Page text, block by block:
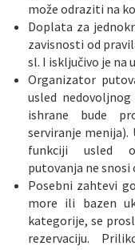
može odraziti na
Doplata za
zavisnosti od
sl. I isključivo je na
Organizator
usled
ishrane bude
serviranje menija).
funkciji usled
putovanja ne
Posebni zahtevi
more ili bazen
kategorije, se
rezervaciju.